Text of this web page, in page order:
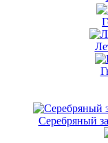
Серебряный